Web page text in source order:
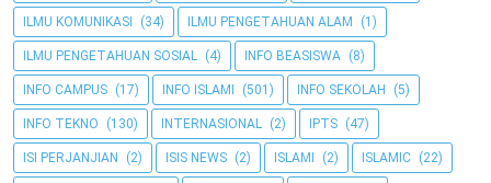
ILMU KOMUNIKASI (34) ILMU PENGETAHUAN ALAM (1)
ILMU PENGETAHUAN SOSIAL (4) INFO BEASISWA (8)
INFO CAMPUS (17) INFO ISLAMI (501) INFO SEKOLAH (5)
INFO TEKNO (130) INTERNASIONAL (2) IPTS (47)
ISI PERJANJIAN (2) ISIS NEWS (2) ISLAMI (2) ISLAMIC (22)